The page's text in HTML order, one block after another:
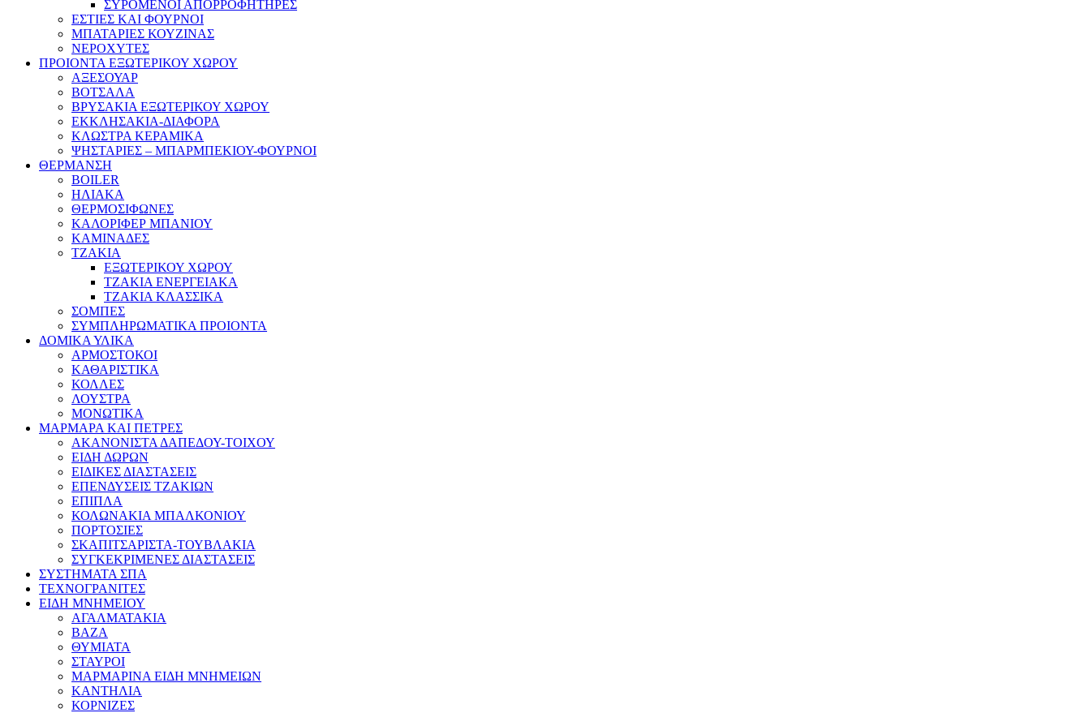
ΣΥΡΟΜΕΝΟΙ ΑΠΟΡΡΟΦΗΤΗΡΕΣ
ΕΣΤΙΕΣ ΚΑΙ ΦΟΥΡΝΟΙ
ΜΠΑΤΑΡΙΕΣ ΚΟΥΖΙΝΑΣ
ΝΕΡΟΧΥΤΕΣ
ΠΡΟΙΟΝΤΑ ΕΞΩΤΕΡΙΚΟΥ ΧΩΡΟΥ
ΑΞΕΣΟΥΑΡ
ΒΟΤΣΑΛΑ
ΒΡΥΣΑΚΙΑ ΕΞΩΤΕΡΙΚΟΥ ΧΩΡΟΥ
ΕΚΚΛΗΣΑΚΙΑ-ΔΙΑΦΟΡΑ
ΚΛΩΣΤΡΑ ΚΕΡΑΜΙΚΑ
ΨΗΣΤΑΡΙΕΣ – ΜΠΑΡΜΠΕΚΙΟΥ-ΦΟΥΡΝΟΙ
ΘΕΡΜΑΝΣΗ
BOILER
ΗΛΙΑΚΑ
ΘΕΡΜΟΣΙΦΩΝΕΣ
ΚΑΛΟΡΙΦΕΡ ΜΠΑΝΙΟΥ
ΚΑΜΙΝΑΔΕΣ
ΤΖΑΚΙΑ
ΕΞΩΤΕΡΙΚΟΥ ΧΩΡΟΥ
ΤΖΑΚΙΑ ΕΝΕΡΓΕΙΑΚΑ
ΤΖΑΚΙΑ ΚΛΑΣΣΙΚΑ
ΣΟΜΠΕΣ
ΣΥΜΠΛΗΡΩΜΑΤΙΚΑ ΠΡΟΙΟΝΤΑ
ΔΟΜΙΚΑ ΥΛΙΚΑ
ΑΡΜΟΣΤΟΚΟΙ
ΚΑΘΑΡΙΣΤΙΚΑ
ΚΟΛΛΕΣ
ΛΟΥΣΤΡΑ
ΜΟΝΩΤΙΚΑ
ΜΑΡΜΑΡΑ ΚΑΙ ΠΕΤΡΕΣ
ΑΚΑΝΟΝΙΣΤΑ ΔΑΠΕΔΟΥ-ΤΟΙΧΟΥ
ΕΙΔΗ ΔΩΡΩΝ
ΕΙΔΙΚΕΣ ΔΙΑΣΤΑΣΕΙΣ
ΕΠΕΝΔΥΣΕΙΣ ΤΖΑΚΙΩΝ
ΕΠΙΠΛΑ
ΚΟΛΩΝΑΚΙΑ ΜΠΑΛΚΟΝΙΟΥ
ΠΟΡΤΟΣΙΕΣ
ΣΚΑΠΙΤΣΑΡΙΣΤΑ-ΤΟΥΒΛΑΚΙΑ
ΣΥΓΚΕΚΡΙΜΕΝΕΣ ΔΙΑΣΤΑΣΕΙΣ
ΣΥΣΤΗΜΑΤΑ ΣΠΑ
ΤΕΧΝΟΓΡΑΝΙΤΕΣ
ΕΙΔΗ ΜΝΗΜΕΙΟΥ
ΑΓΑΛΜΑΤΑΚΙΑ
ΒΑΖΑ
ΘΥΜΙΑΤΑ
ΣΤΑΥΡΟΙ
ΜΑΡΜΑΡΙΝΑ ΕΙΔΗ ΜΝΗΜΕΙΩΝ
ΚΑΝΤΗΛΙΑ
ΚΟΡΝΙΖΕΣ